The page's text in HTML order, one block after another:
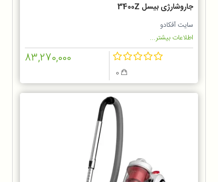
جاروشارژی بیسل 3400Z
سایت آفکادو
اطلاعات بیشتر...
83,270,000